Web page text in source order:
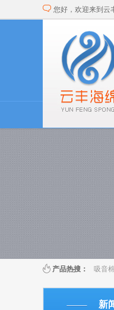
您好，欢迎来到云
产品热搜： 吸音棉
新